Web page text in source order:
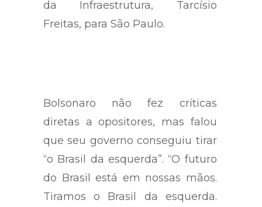
governo da Bahia, e do ministro
da Infraestrutura, Tarcísio
Bolsonaro não fez críticas
diretas a opositores, mas falou
que seu governo conseguiu tirar
“o Brasil da esquerda”. “O futuro
do Brasil está em nossas mãos.